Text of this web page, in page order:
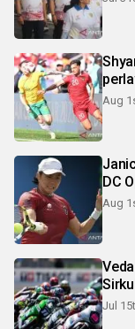
Aug
DC
Aug
Jul